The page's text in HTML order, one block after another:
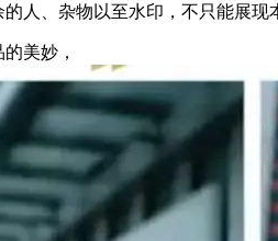
人、杂物以至水印，不只能展现
美妙，